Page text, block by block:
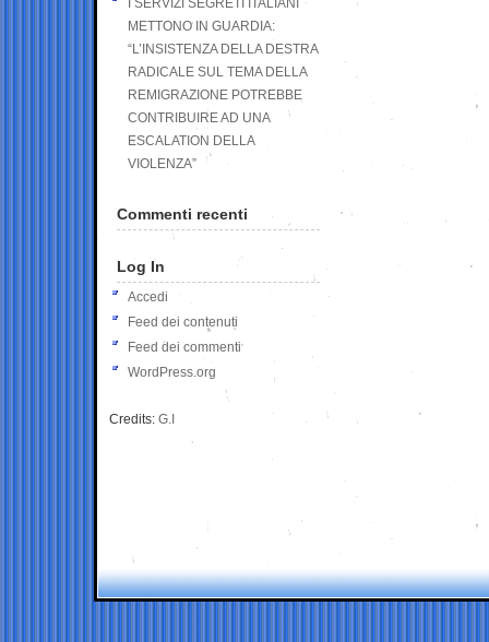
I SERVIZI SEGRETI ITALIANI
METTONO IN GUARDIA:
“L’INSISTENZA DELLA DESTRA
RADICALE SUL TEMA DELLA
REMIGRAZIONE POTREBBE
CONTRIBUIRE AD UNA
ESCALATION DELLA
VIOLENZA”
Commenti recenti
Log In
Accedi
Feed dei contenuti
Feed dei commenti
WordPress.org
Credits: G.I